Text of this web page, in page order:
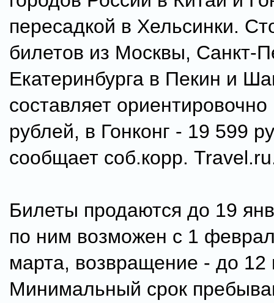
пересадкой в Хельсинки.
билетов из Москвы, Санкт-
Екатеринбурга в Пекин и
составляет
рублей, в Гонконг - 19 599
сообщает соб.корр.
Билеты продаются до 19
по ним возможен с 1
марта, возвращение - до 12
Минимальный срок